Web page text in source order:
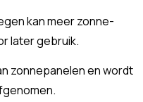
kan meer zonne-
later gebruik.
zonnepanelen en wordt